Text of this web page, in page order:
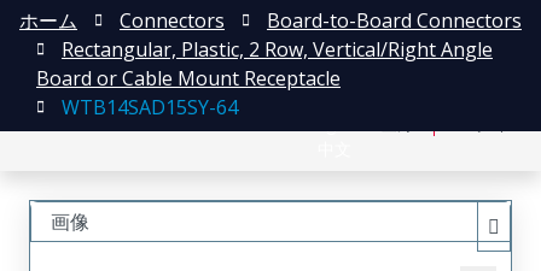
ホーム Connectors
Board-to-Board Connectors
Rectangular, Plastic, 2 Row, Vertical/Right Angle
Board or Cable Mount Receptacle
WTB14SAD15SY-64
画像